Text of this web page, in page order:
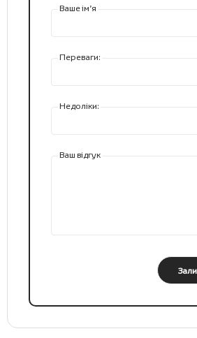
Ваше ім’я
Переваги:
Недоліки:
Ваш відгук